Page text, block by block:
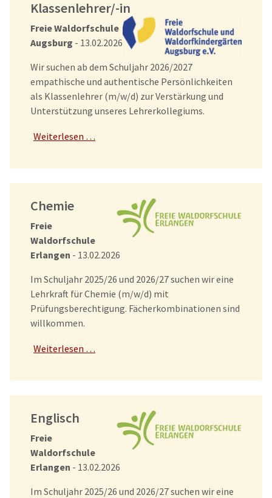
Klassenlehrer/-in
Freie Waldorfschule
Augsburg - 13.02.2026
Wir suchen ab dem Schuljahr 2026/2027
empathische und authentische Persönlichkeiten
als Klassenlehrer (m/w/d) zur Verstärkung und
Unterstützung unseres Lehrerkollegiums.
Weiterlesen …
Chemie
Freie
Waldorfschule
Erlangen - 13.02.2026
Im Schuljahr 2025/26 und 2026/27 suchen wir eine
Lehrkraft für Chemie (m/w/d) mit
Prüfungsberechtigung. Fächerkombinationen sind
willkommen.
Weiterlesen …
Englisch
Freie
Waldorfschule
Erlangen - 13.02.2026
Im Schuljahr 2025/26 und 2026/27 suchen wir eine